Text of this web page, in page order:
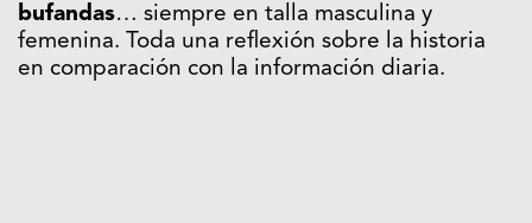
bufandas… siempre en talla masculina y
femenina. Toda una reflexión sobre la historia
en comparación con la información diaria.